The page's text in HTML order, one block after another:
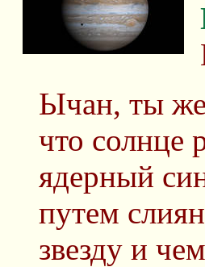
Ычан, ты
что солнце
ядерный
путем
звезду и